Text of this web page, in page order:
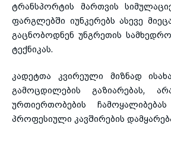
ტრანსპორტის მართვის
ფარგლებში იუნკერებს ასევე
გაცნობოდნენ უნგრეთის
ტექნიკას.
კადეტთა კვირეული მიზნად
გამოცდილების გაზიარებას,
ურთიერთობების
პროფესიული კავშირების